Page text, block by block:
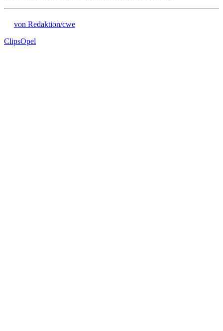
von Redaktion/cwe
ClipsOpel